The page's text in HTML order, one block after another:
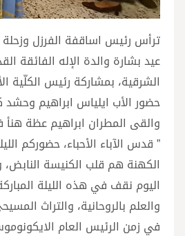
ترأس رئيس اساقفة الفرزل وزحلة
عيد بشارة والدة الإله الفائقة
الشرقية، بمشاركة رئيس الكلّية
حضور الأب ايلياس ابراهيم وحشد
والقى المطران ابراهيم عظة هنأ
” قدس الآباء الأحباء، حضوركم
الكهنة هم قلب الكنيسة
اليوم نقف في هذه الليلة
والعلم بالروحانية، والتراث